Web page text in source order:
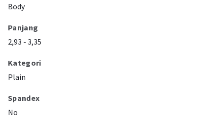
Body
Panjang
2,93 - 3,35
Kategori
Plain
Spandex
No